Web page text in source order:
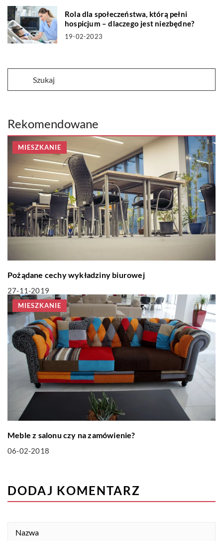
Rola dla społeczeństwa, którą pełni
hospicjum – dlaczego jest niezbędne?
19-02-2023
Rekomendowane
MIESZKANIE
Pożądane cechy wykładziny biurowej
27-11-2019
MIESZKANIE
Meble z salonu czy na zamówienie?
06-02-2018
DODAJ KOMENTARZ